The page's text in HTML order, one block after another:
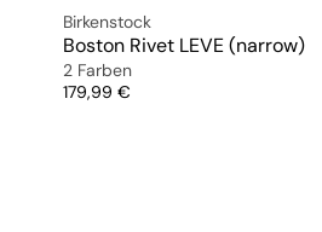
Birkenstock
Boston Rivet LEVE (narrow)
2 Farben
Preis
179,99 €